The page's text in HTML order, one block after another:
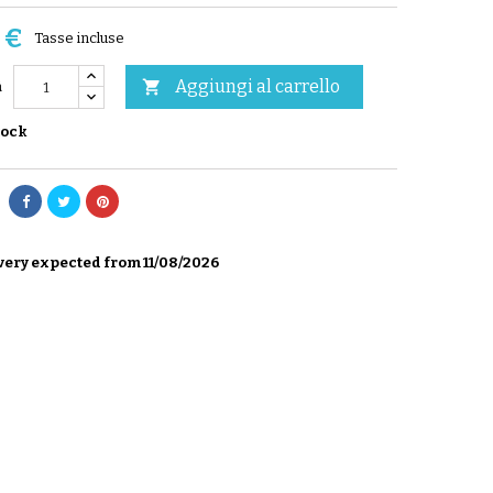
€ Tasse incluse
 Aggiungi al carrello
expected from 11/08/2026